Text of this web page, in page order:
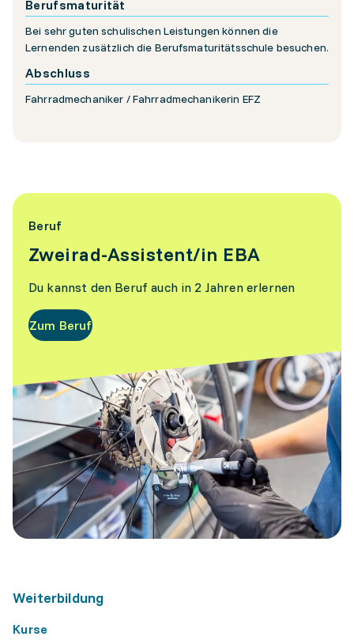
Berufsmaturität
Bei sehr guten schulischen Leistungen können die
Lernenden zusätzlich die Berufsmaturitätsschule besuchen.
Abschluss
Fahrradmechaniker / Fahrradmechanikerin EFZ
Beruf
Zweirad-Assistent/in EBA
Du kannst den Beruf auch in 2 Jahren erlernen
Zum Beruf
Weiterbildung
Kurse